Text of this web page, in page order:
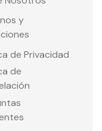
y
de Privacidad
de